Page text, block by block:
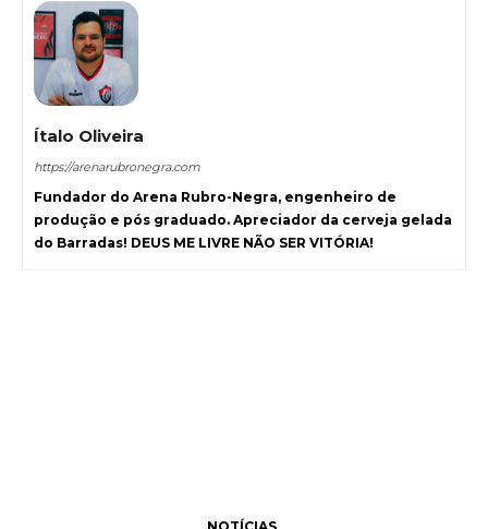
Ítalo Oliveira
https://arenarubronegra.com
Fundador do Arena Rubro-Negra, engenheiro de
produção e pós graduado. Apreciador da cerveja gelada
do Barradas! DEUS ME LIVRE NÃO SER VITÓRIA!